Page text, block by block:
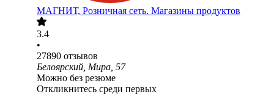
МАГНИТ, Розничная сеть. Магазины продуктов
3.4
•
27890 отзывов
Белоярский, Мира, 57
Можно без резюме
Откликнитесь среди первых